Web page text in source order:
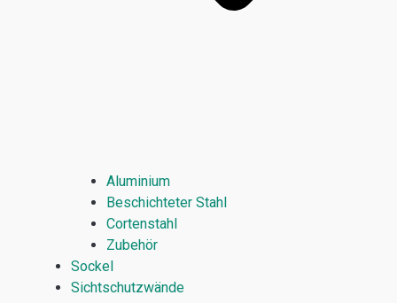
Aluminium
Beschichteter Stahl
Cortenstahl
Zubehör
Sockel
Sichtschutzwände